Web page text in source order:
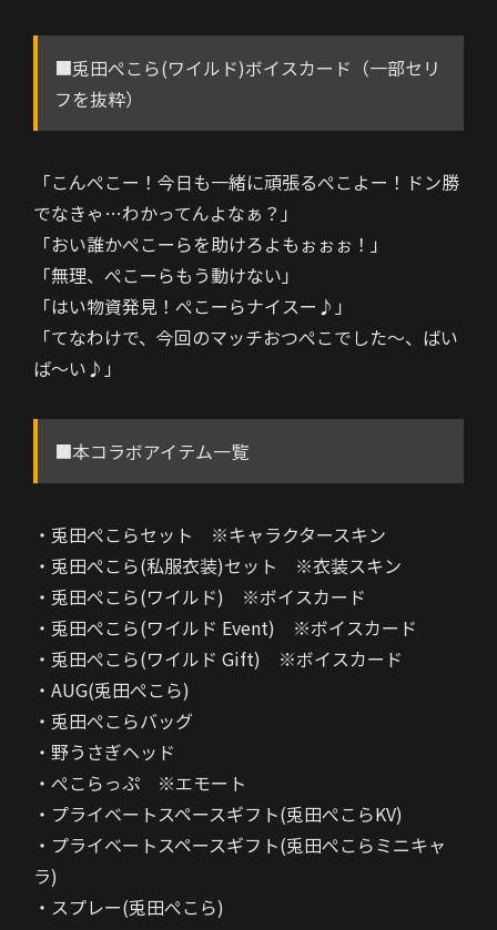
■兎田ぺこら(ワイルド)ボイスカード（一部セリ
フを抜粋）
「こんぺこー！今日も一緒に頑張るぺこよー！ドン勝
でなきゃ…わかってんよなぁ？」
「おい誰かぺこーらを助けろよもぉぉぉ！」
「無理、ぺこーらもう動けない」
「はい物資発見！ぺこーらナイスー♪」
「てなわけで、今回のマッチおつぺこでした～、ばい
ば～い♪」
■本コラボアイテム一覧
・兎田ぺこらセット ※キャラクタースキン
・兎田ぺこら(私服衣装)セット ※衣装スキン
・兎田ぺこら(ワイルド) ※ボイスカード
・兎田ぺこら(ワイルド Event) ※ボイスカード
・兎田ぺこら(ワイルド Gift) ※ボイスカード
・AUG(兎田ぺこら)
・兎田ぺこらバッグ
・野うさぎヘッド
・ぺこらっぷ ※エモート
・プライベートスペースギフト(兎田ぺこらKV)
・プライベートスペースギフト(兎田ぺこらミニキャ
ラ)
・スプレー(兎田ぺこら)